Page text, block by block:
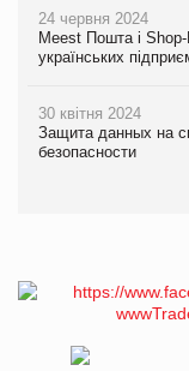
24 червня 2024
Meest Пошта і
українських
30 квітня 2024
Защита данных на
безопасности